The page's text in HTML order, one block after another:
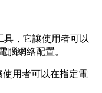
，它讓使用者可以
腦網絡配置。
用者可以在指定電